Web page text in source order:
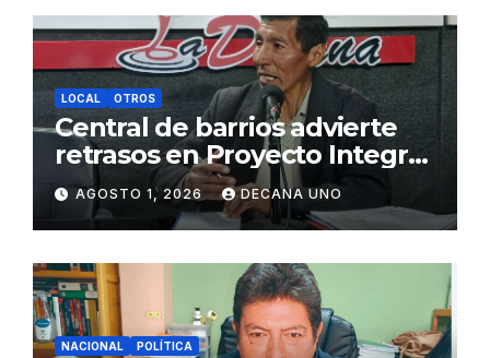
LOCAL OTROS
Central de barrios advierte
retrasos en Proyecto Integral
de Agua y Alcantarillado para
Juliaca
AGOSTO 1, 2026 DECANA UNO
NACIONAL POLÍTICA